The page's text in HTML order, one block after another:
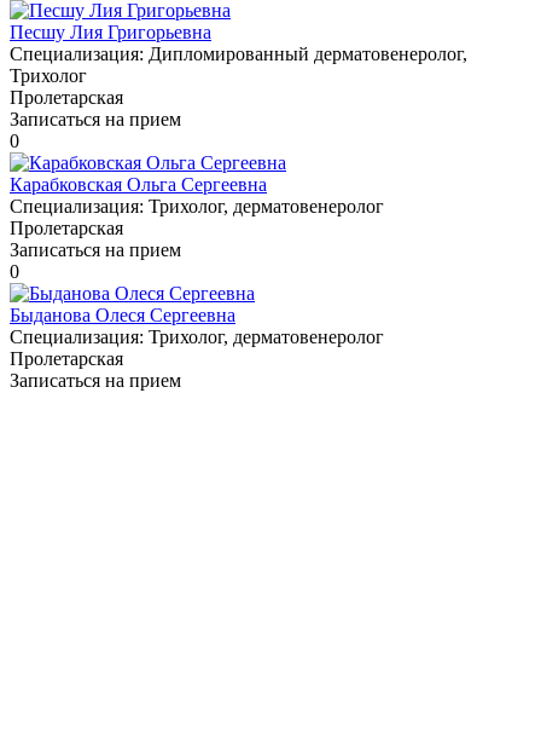
Песшу Лия Григорьевна
Специализация: Дипломированный дерматовенеролог,
Трихолог
Пролетарская
Записаться на прием
0
Карабковская Ольга Сергеевна
Специализация: Трихолог, дерматовенеролог
Пролетарская
Записаться на прием
0
Быданова Олеся Сергеевна
Специализация: Трихолог, дерматовенеролог
Пролетарская
Записаться на прием